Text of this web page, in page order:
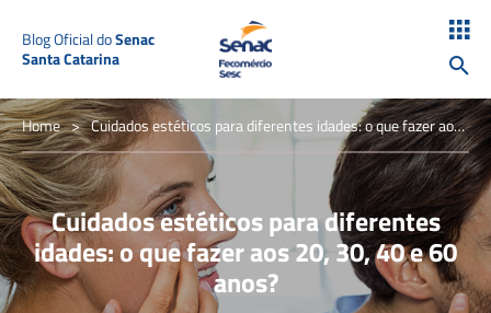
Blog Oficial doSenac
Santa Catarina
Home > Cuidados estéticos para diferentes idades: o que fazer aos
20, 30, 40 e 60 anos?
Cuidados estéticos para diferentes
idades: o que fazer aos 20, 30, 40 e 60
anos?